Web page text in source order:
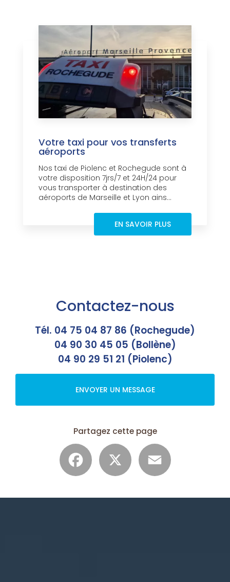
Votre taxi pour vos transferts
aéroports
Nos taxi de Piolenc et Rochegude sont à
votre disposition 7jrs/7 et 24H/24 pour
vous transporter à destination des
aéroports de Marseille et Lyon ains...
EN SAVOIR PLUS
Contactez-nous
Tél. 04 75 04 87 86 (Rochegude)
04 90 30 45 05 (Bollène)
04 90 29 51 21 (Piolenc)
ENVOYER UN MESSAGE
Partagez cette page
Facebook